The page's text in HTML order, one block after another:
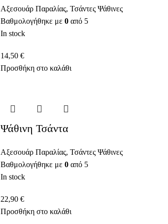
Αξεσουάρ Παραλίας, Τσάντες Ψάθινες
Βαθμολογήθηκε με 0 από 5
In stock
14,50 €
Προσθήκη στο καλάθι
Ψάθινη Τσάντα
Αξεσουάρ Παραλίας, Τσάντες Ψάθινες
Βαθμολογήθηκε με 0 από 5
In stock
22,90 €
Προσθήκη στο καλάθι